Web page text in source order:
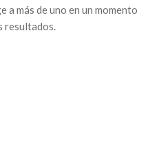
a más de uno en un momento
resultados.